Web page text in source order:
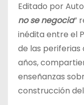
Editado por
no se negocia”
inédita entre el
de las periferias
años,
enseñanzas
construcción